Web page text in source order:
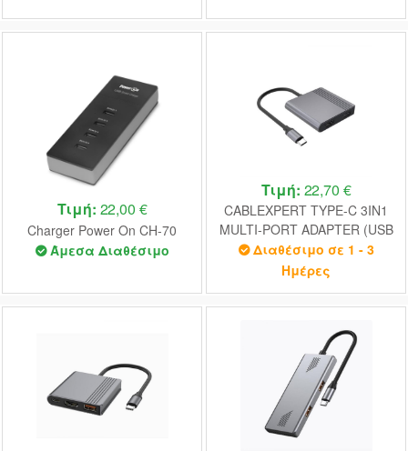
Τιμή: 22,00 €
Charger Power On CH-70
Άμεσα Διαθέσιμο
Τιμή: 22,70 €
CABLEXPERT TYPE-C 3IN1
MULTI-PORT ADAPTER (USB
PORT+HDMI+PD) SPACE
GREY
Διαθέσιμο σε 1 - 3
Ημέρες